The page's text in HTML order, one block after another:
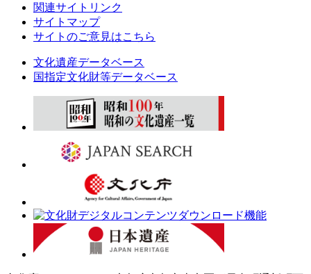
関連サイトリンク
サイトマップ
サイトのご意見はこちら
文化遺産データベース
国指定文化財等データベース